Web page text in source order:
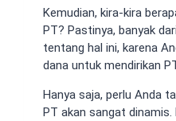
Kemudian, kira-kira
PT? Pastinya, banyak
tentang hal ini, karena
dana untuk mendirikan
Hanya saja, perlu Anda
PT akan sangat